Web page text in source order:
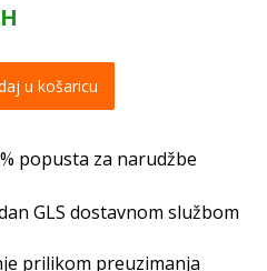
u košaricu
popusta za narudžbe
GLS dostavnom službom
prilikom preuzimanja